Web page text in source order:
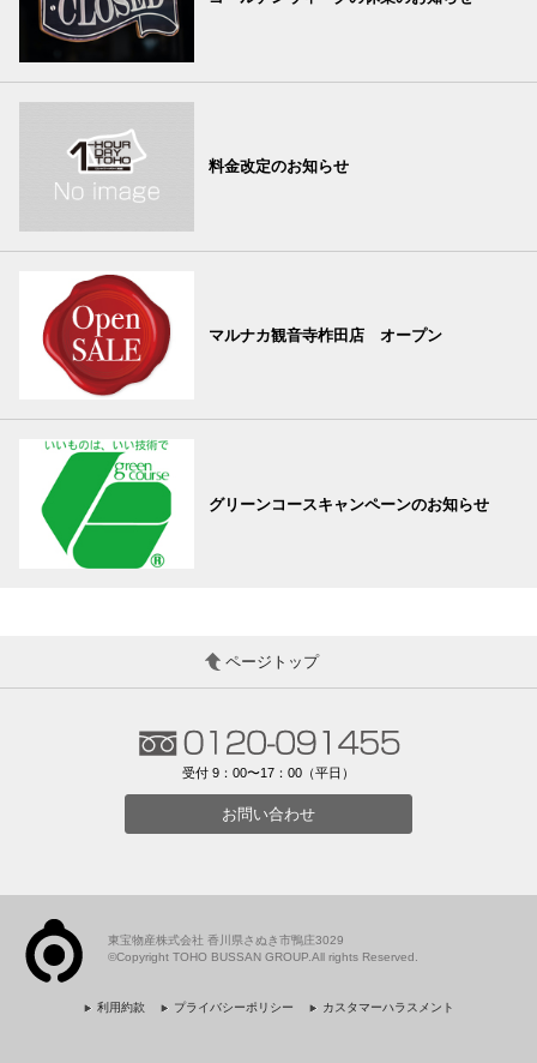
料金改定のお知らせ
マルナカ観音寺柞田店 オープン
グリーンコースキャンペーンのお知らせ
ページトップ
受付 9：00〜17：00（平日）
お問い合わせ
東宝物産株式会社 香川県さぬき市鴨庄3029
©Copyright TOHO BUSSAN GROUP.All rights Reserved.
利用約款 プライバシーポリシー カスタマーハラスメント